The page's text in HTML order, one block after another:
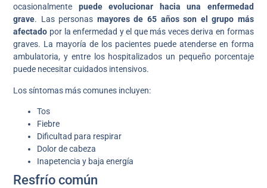
ocasionalmente puede evolucionar hacia una enfermedad
grave. Las personas mayores de 65 años son el grupo más
afectado por la enfermedad y el que más veces deriva en formas
graves. La mayoría de los pacientes puede atenderse en forma
ambulatoria, y entre los hospitalizados un pequeño porcentaje
puede necesitar cuidados intensivos.
Los síntomas más comunes incluyen:
Tos
Fiebre
Dificultad para respirar
Dolor de cabeza
Inapetencia y baja energía
Resfrío común